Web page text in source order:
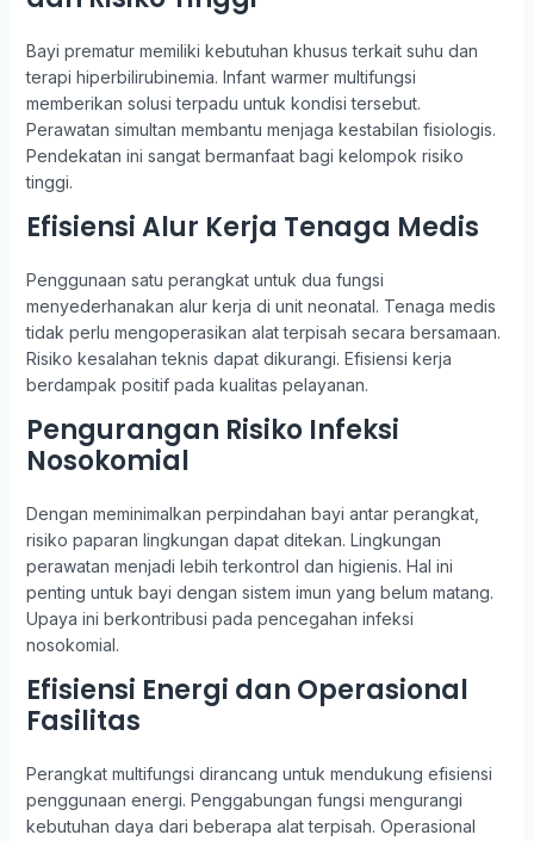
Bayi prematur memiliki kebutuhan khusus terkait suhu dan
terapi hiperbilirubinemia. Infant warmer multifungsi
memberikan solusi terpadu untuk kondisi tersebut.
Perawatan simultan membantu menjaga kestabilan fisiologis.
Pendekatan ini sangat bermanfaat bagi kelompok risiko
tinggi.
Efisiensi Alur Kerja Tenaga Medis
Penggunaan satu perangkat untuk dua fungsi
menyederhanakan alur kerja di unit neonatal. Tenaga medis
tidak perlu mengoperasikan alat terpisah secara bersamaan.
Risiko kesalahan teknis dapat dikurangi. Efisiensi kerja
berdampak positif pada kualitas pelayanan.
Pengurangan Risiko Infeksi
Nosokomial
Dengan meminimalkan perpindahan bayi antar perangkat,
risiko paparan lingkungan dapat ditekan. Lingkungan
perawatan menjadi lebih terkontrol dan higienis. Hal ini
penting untuk bayi dengan sistem imun yang belum matang.
Upaya ini berkontribusi pada pencegahan infeksi
nosokomial.
Efisiensi Energi dan Operasional
Fasilitas
Perangkat multifungsi dirancang untuk mendukung efisiensi
penggunaan energi. Penggabungan fungsi mengurangi
kebutuhan daya dari beberapa alat terpisah. Operasional